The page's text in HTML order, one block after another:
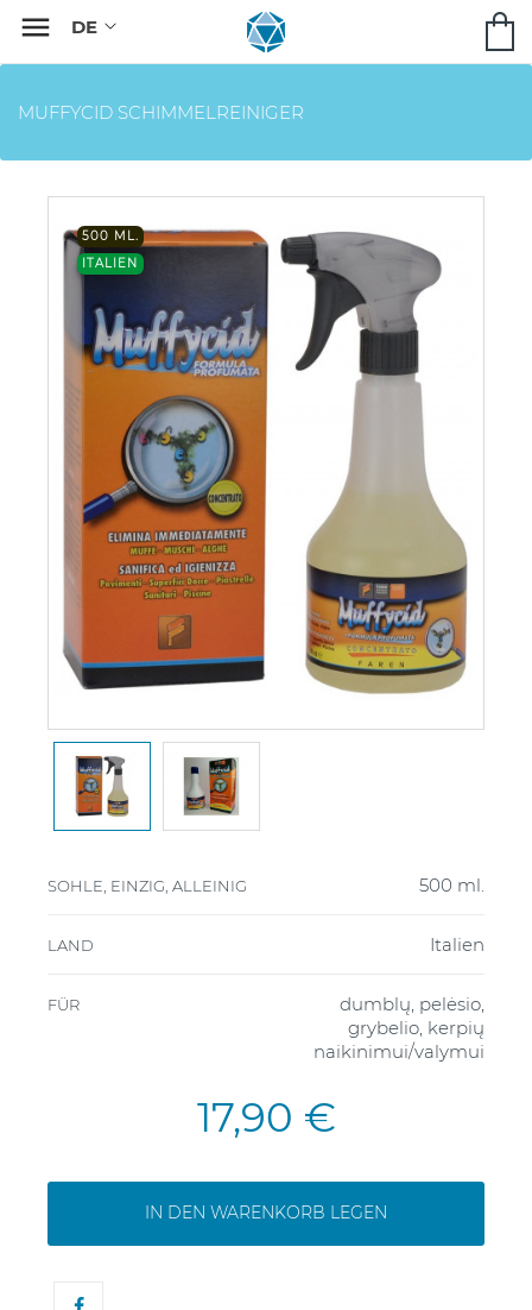

MUFFYCID SCHIMMELREINIGER
500 ML.
ITALIEN
SOHLE, EINZIG, ALLEINIG 500 ml.
LAND Italien
FÜR
dumblų, pelėsio,
grybelio, kerpių
naikinimui/valymui
17,90 €
IN DEN WARENKORB LEGEN